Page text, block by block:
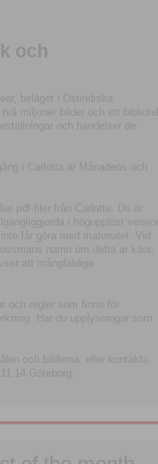
och
beläget i Ostindiska
miljoner bilder och ett bibliotek
och händelser de
i Carlotta är Månadens och
pdf-filer från Carlotta. Du är
i högupplöst version
får göra med materialet. Vid
namn om detta är känt,
att mångfaldiga
och regler som finns för
Har du upplysningar som
och bilderna, eller kontakta
14 Göteborg.